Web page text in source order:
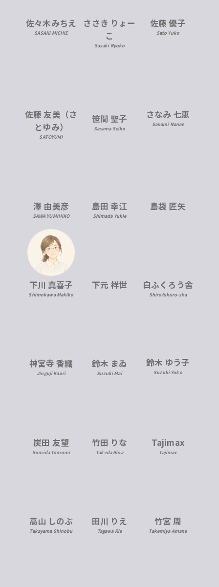
佐々木みちえ
SASAKI MICHIE
ささき りょー
こ
Sasaki Ryoko
佐藤 優子
Sato Yuko
佐藤 友美（さ
とゆみ）
SATOYUMI
笹間 聖子
Sasama Seiko
さなみ 七恵
Sanami Nanae
澤 由美彦
SAWA YUMIHIKO
島田 幸江
Shimada Yukie
島袋 匠矢
下川 真喜子
Shimokawa Makiko
下元 祥世 白ふくろう舎
Shirofukuro-sha
神宮寺 香織
Jinguji Kaori
鈴木 まゐ
Suzuki Mai
鈴木 ゆう子
Suzuki Yuko
炭田 友望
Sumida Tomomi
竹田 りな
Takeda Rina
Tajimax
Tajimax
高山 しのぶ
Takayama Shinobu
田川 りえ
Tagawa Rie
竹宮 周
Takemiya Amane